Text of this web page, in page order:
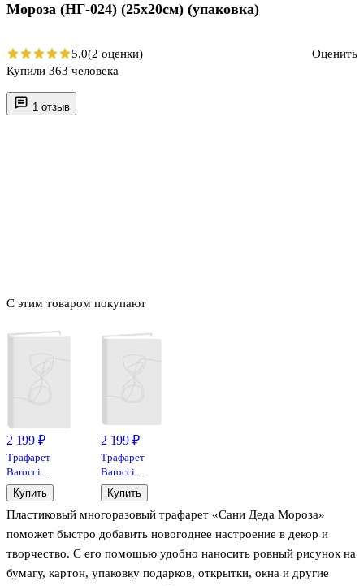
1 отзыв
Пластиковый многоразовый трафарет «Сани Деда Мороза»
поможет быстро добавить новогоднее настроение в декор и
творчество. С его помощью удобно наносить ровный рисунок на
бумагу, картон, упаковку подарков, открытки, окна и другие
С этим товаром покупают
2 199 ₽
Трафарет
Barocci
пластик
многоразовый
Бордюр
Классика 4
АН3834800
Б-024
Купить
2 199 ₽
Трафарет
Barocci
пластик
многоразовый
Бордюр
Классика 2
АН3834600
Б-022
Купить
Мороза (НГ-024) (25х20см) (упаковка)
5.0(2 оценки)
Оценить
Купили 363 человека